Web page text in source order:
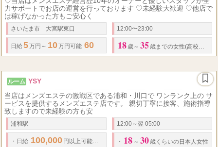
力サポートでお店の運営を行っております ♡未経験大歓迎 ♡他店で
は稼げなかった方もご安心く
さいたま市 大宮駅東口 12:00〜23:00
日給 5万円～ 10万円可能 60 9,000円～16,000円90分
18 歳～ 35 歳までの女性(高校生不可)
ルーム YSY
当店はメンズエステの激戦区である浦和・川口で ワンランク上の サ
ービスを提供するメンズエステ店です。 親切丁寧に接客、施術指導
致しますので未経験の方も安
浦和駅 12:00～翌 05:00
・ 日給 100,000 円以上可能！ 分 10,000円以上可能！・指名料、
・ 18 ～ 30 歳くらいの日本人女性